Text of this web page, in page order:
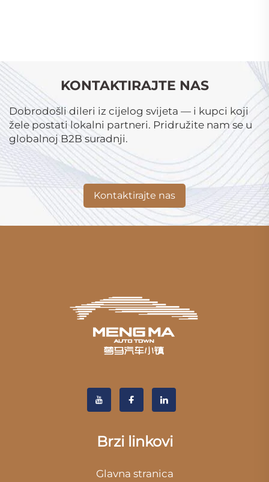
KONTAKTIRAJTE NAS
Dobrodošli dileri iz cijelog svijeta — i kupci koji
žele postati lokalni partneri. Pridružite nam se u
globalnoj B2B suradnji.
Kontaktirajte nas
Brzi linkovi
Glavna stranica